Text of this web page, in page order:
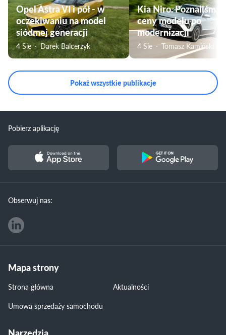
Opel Astra VI i pół - w
oczekiwaniu na model
siódmej generacji
4 Sie Darek Balcerzyk
Kia Niro. Poznaliśmy
ceny modelu po
modernizacji
4 Sie Tomasz Kamiński
Pokaż wszystkie publikacje
Pobierz aplikację
Obserwuj nas:
Mapa strony
Strona główna
Aktualności
Umowa sprzedaży samochodu